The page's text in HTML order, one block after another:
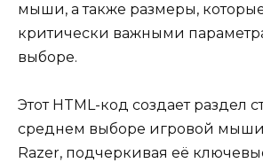
мыши, а также размеры,
критически важными
выборе.
Этот HTML-код создает раздел
среднем выборе игровой
Razer, подчеркивая её